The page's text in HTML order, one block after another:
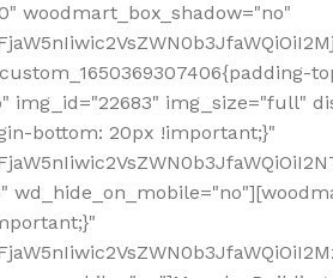
woodmart_box_shadow="no"
img_size="full"
bottom: 20px !important;}"